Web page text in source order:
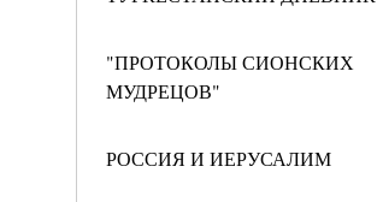
"ПРОТОКОЛЫ СИОНСКИХ
МУДРЕЦОВ"
РОССИЯ И ИЕРУСАЛИМ